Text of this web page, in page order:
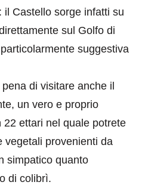
Castello sorge infatti su
sul Golfo di
suggestiva
di visitare anche il
un vero e proprio
ettari nel quale potrete
vegetali provenienti da
simpatico quanto
di colibrì.